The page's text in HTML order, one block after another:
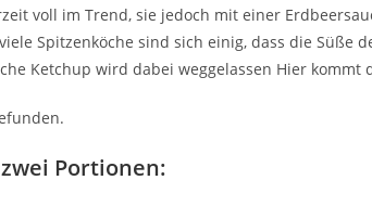
voll im Trend, sie jedoch mit einer
Spitzenköche sind sich einig, dass die Süße
Ketchup wird dabei weggelassen Hier kommt
Portionen: